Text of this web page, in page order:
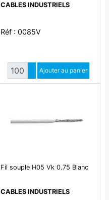
CABLES INDUSTRIELS
Réf : 0085V
Quantité
Augmenter quantité
Diminuer quantité
Ajouter au panier
Fil souple H05 Vk 0.75 Blanc
CABLES INDUSTRIELS